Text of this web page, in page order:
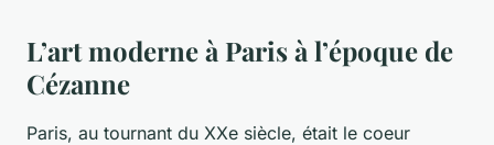
L’art moderne à Paris à l’époque de
Cézanne
Paris, au tournant du XXe siècle, était le coeur